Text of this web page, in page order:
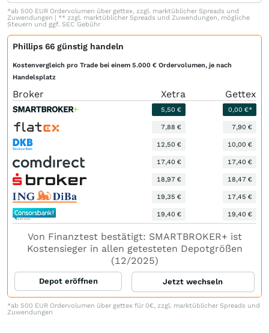
*ab 500 EUR Ordervolumen über gettex, zzgl. marktüblicher Spreads und
Zuwendungen | ** zzgl. marktüblicher Spreads und Zuwendungen, mögliche
Steuern und ggf. SEC Gebühr
Phillips 66 günstig handeln
Kostenvergleich pro Trade bei einem 5.000 € Ordervolumen, je nach
Handelsplatz
Broker Xetra Gettex
5,50 € 0,00 €*
7,88 € 7,90 €
12,50 € 10,00 €
17,40 € 17,40 €
18,97 € 18,47 €
19,35 € 17,45 €
19,40 € 19,40 €
Von Finanztest bestätigt: SMARTBROKER+ ist
Kostensieger in allen getesteten Depotgrößen
(12/2025)
Depot eröffnen Jetzt wechseln
*ab 500 EUR Ordervolumen über gettex für 0€, zzgl. marktüblicher Spreads und
Zuwendungen